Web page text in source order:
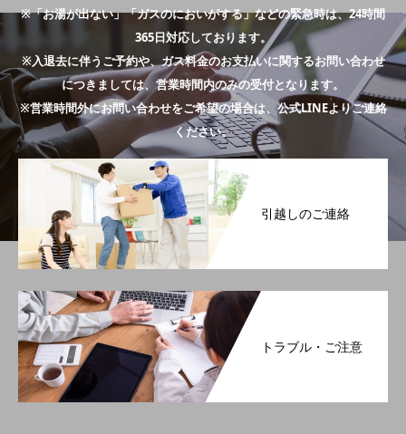
※「お湯が出ない」「ガスのにおいがする」などの緊急時は、24時間
365日対応しております。
※入退去に伴うご予約や、ガス料金のお支払いに関するお問い合わせ
につきましては、営業時間内のみの受付となります。
※営業時間外にお問い合わせをご希望の場合は、公式LINEよりご連絡
ください。
引越しのご連絡
トラブル・ご注意